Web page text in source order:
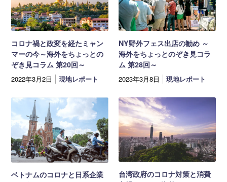
コロナ禍と政変を経たミャン
マーの今～海外をちょっとの
ぞき見コラム 第20回～
2022年3月2日 現地レポート
NY野外フェス出店の勧め ～
海外をちょっとのぞき見コラ
ム 第28回～
2023年3月8日 現地レポート
ベトナムのコロナと日系企業
台湾政府のコロナ対策と消費